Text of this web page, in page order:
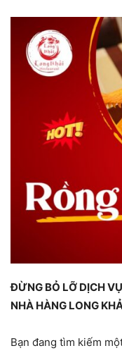
ĐỪNG BỎ LỠ DỊCH
NHÀ HÀNG LONG
Bạn đang tìm kiếm